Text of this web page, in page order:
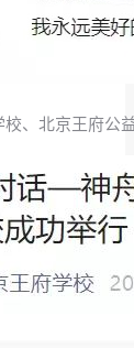
、北京王府